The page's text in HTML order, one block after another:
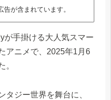
が含まれています。
が手掛ける大人気スマー
アニメで、2025年1月6
。
タジー世界を舞台に、